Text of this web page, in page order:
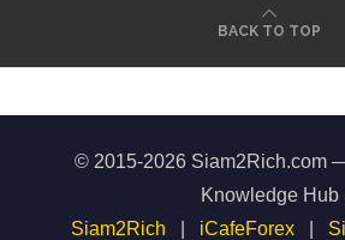
BACK TO TOP
© 2015-2026 Siam2Rich.com
Knowledge Hub
Siam2Rich
iCafeForex